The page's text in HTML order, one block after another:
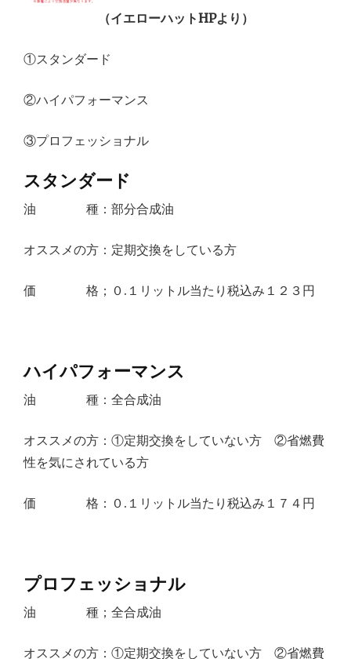
（イエローハットHPより）
①スタンダード
②ハイパフォーマンス
③プロフェッショナル
スタンダード
油 種：部分合成油
オススメの方：定期交換をしている方
価 格；０.１リットル当たり税込み１２３円
ハイパフォーマンス
油 種：全合成油
オススメの方：①定期交換をしていない方 ②省燃費
性を気にされている方
価 格：０.１リットル当たり税込み１７４円
プロフェッショナル
油 種；全合成油
オススメの方：①定期交換をしていない方 ②省燃費